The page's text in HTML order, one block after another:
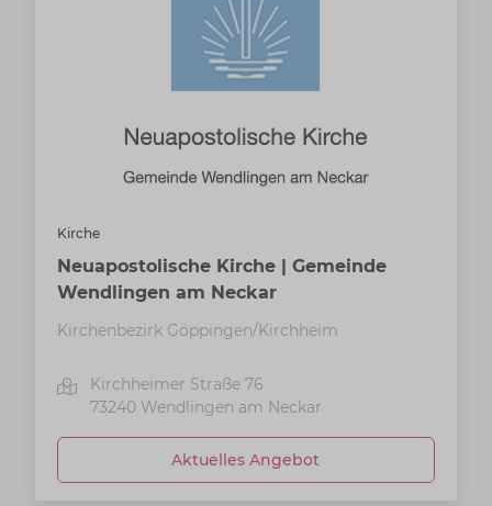
Kirche
Neuapostolische Kirche | Gemeinde
Wendlingen am Neckar
Kirchenbezirk Göppingen/Kirchheim
Kirchheimer Straße 76
73240 Wendlingen am Neckar
Aktuelles Angebot